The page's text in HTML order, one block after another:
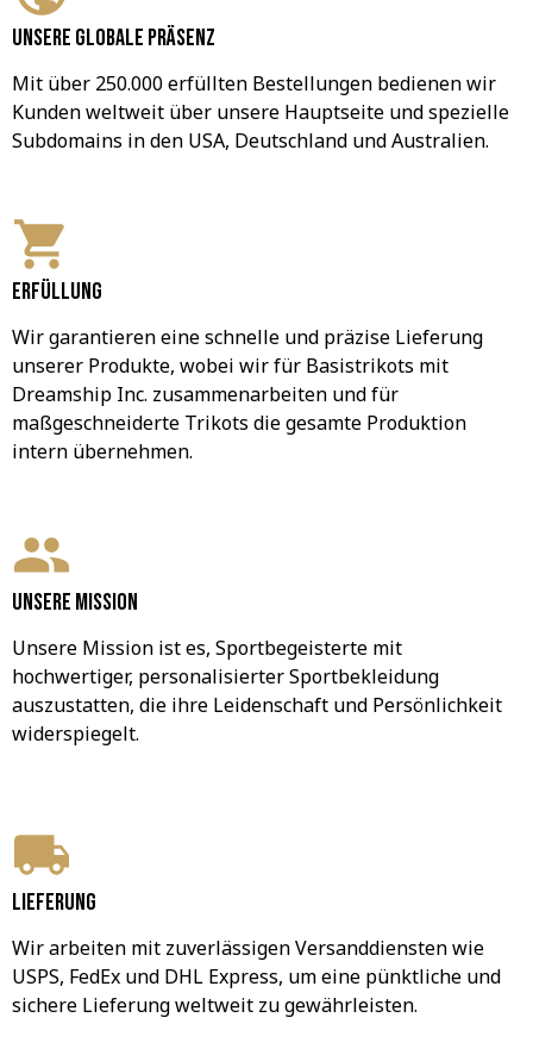
Unsere globale Präsenz
Mit über 250.000 erfüllten Bestellungen bedienen wir
Kunden weltweit über unsere Hauptseite und spezielle
Subdomains in den USA, Deutschland und Australien.
Erfüllung
Wir garantieren eine schnelle und präzise Lieferung
unserer Produkte, wobei wir für Basistrikots mit
Dreamship Inc. zusammenarbeiten und für
maßgeschneiderte Trikots die gesamte Produktion
intern übernehmen.
Unsere Mission
Unsere Mission ist es, Sportbegeisterte mit
hochwertiger, personalisierter Sportbekleidung
auszustatten, die ihre Leidenschaft und Persönlichkeit
widerspiegelt.
Lieferung
Wir arbeiten mit zuverlässigen Versanddiensten wie
USPS, FedEx und DHL Express, um eine pünktliche und
sichere Lieferung weltweit zu gewährleisten.